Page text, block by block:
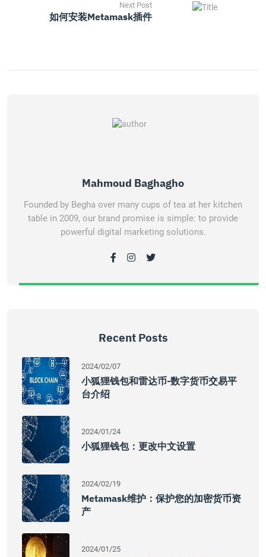
Next Post
如何安装Metamask插件
Mahmoud Baghagho
Founded by Begha over many cups of tea at her kitchen
table in 2009, our brand promise is simple: to provide
powerful digital marketing solutions.
Recent Posts
2024/02/07
小狐狸钱包和雷达币-数字货币交易平
台介绍
2024/01/24
小狐狸钱包：更改中文设置
2024/02/19
Metamask维护：保护您的加密货币资
产
2024/01/25